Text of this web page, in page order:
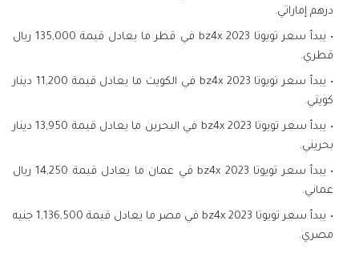
درهم إماراتي.
يبدأ سعر تويوتا bz4x 2023 في قطر ما يعادل قيمة 135,000 ريال
قطري.
يبدأ سعر تويوتا bz4x 2023 في الكويت ما يعادل قيمة 11,200 دينار
كويتي.
يبدأ سعر تويوتا bz4x 2023 في البحرين ما يعادل قيمة 13,950 دينار
بحريني.
يبدأ سعر تويوتا bz4x 2023 في عمان ما يعادل قيمة 14,250 ريال
عماني.
يبدأ سعر تويوتا bz4x 2023 في مصر ما يعادل قيمة 1,136,500 جنيه
مصري.